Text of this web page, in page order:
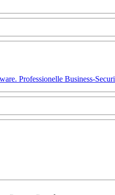
Professionelle Business-